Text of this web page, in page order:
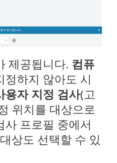
제공됩니다. 컴퓨
하지 않아도 시
용자 지정 검사(고
위치를 대상으로
프로필 중에서
상도 선택할 수 있